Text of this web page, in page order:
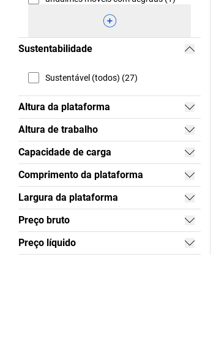
Sustentabilidade
Sustentável (todos) (27)
Altura da plataforma
Altura de trabalho
Capacidade de carga
Comprimento da plataforma
Largura da plataforma
Preço bruto
Preço líquido